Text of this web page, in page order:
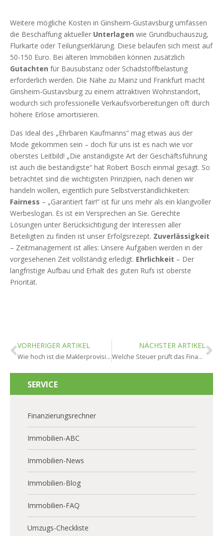
Weitere mögliche Kosten in Ginsheim-Gustavsburg umfassen
die Beschaffung aktueller Unterlagen wie Grundbuchauszug,
Flurkarte oder Teilungserklärung. Diese belaufen sich meist auf
50-150 Euro. Bei älteren Immobilien können zusätzlich
Gutachten für Bausubstanz oder Schadstoffbelastung
erforderlich werden. Die Nähe zu Mainz und Frankfurt macht
Ginsheim-Gustavsburg zu einem attraktiven Wohnstandort,
wodurch sich professionelle Verkaufsvorbereitungen oft durch
höhere Erlöse amortisieren.
Das Ideal des „Ehrbaren Kaufmanns“ mag etwas aus der
Mode gekommen sein – doch für uns ist es nach wie vor
oberstes Leitbild! „Die anständigste Art der Geschäftsführung
ist auch die beständigste“ hat Robert Bosch einmal gesagt. So
betrachtet sind die wichtigsten Prinzipien, nach denen wir
handeln wollen, eigentlich pure Selbstverständlichkeiten:
Fairness – „Garantiert fair!“ ist für uns mehr als ein klangvoller
Werbeslogan. Es ist ein Versprechen an Sie. Gerechte
Lösungen unter Berücksichtigung der Interessen aller
Beteiligten zu finden ist unser Erfolgsrezept. Zuverlässigkeit
– Zeitmanagement ist alles: Unsere Aufgaben werden in der
vorgesehenen Zeit vollständig erledigt. Ehrlichkeit – Der
langfristige Aufbau und Erhalt des guten Rufs ist oberste
Priorität.
VORHERIGER ARTIKEL
Wie hoch ist die Maklerprovision in Ginsheim-Gustavsburg?
NÄCHSTER ARTIKEL
Welche Steuer prüft das Finanzamt beim Verkauf in Ginsheim-Gustavsburg?
SERVICE
Finanzierungsrechner
Immobilien-ABC
Immobilien-News
Immobilien-Blog
Immobilien-FAQ
Umzugs-Checkliste